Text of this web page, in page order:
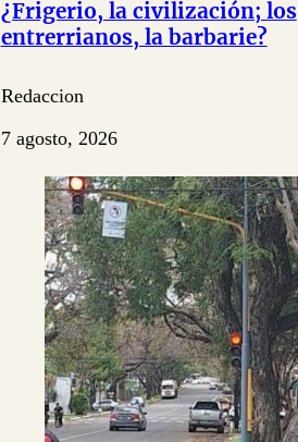
¿Frigerio, la civilización; los
entrerrianos, la barbarie?
Redaccion
7 agosto, 2026